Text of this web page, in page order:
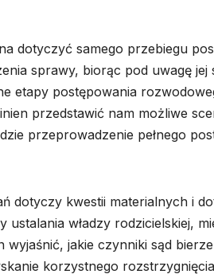
dotyczyć samego przebiegu
sprawy, biorąc pod uwagę
etapy postępowania
przedstawić nam możliwe
przeprowadzenie pełnego
dotyczy kwestii materialnych i
ustalania władzy rodzicielskiej,
wyjaśnić, jakie czynniki sąd
korzystnego